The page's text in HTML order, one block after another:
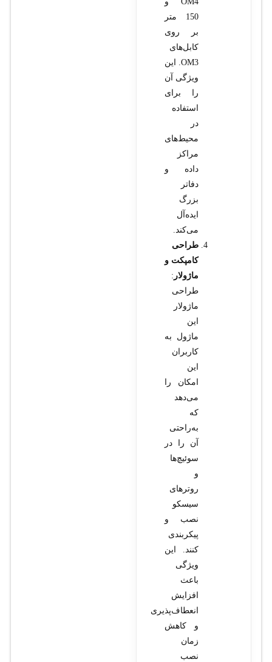
150 متر
بر روی
کابل‌های
OM3. این
ویژگی آن
را برای
استفاده
در
محیط‌های
مراکز
داده و
دفاتر
بزرگ
ایده‌آل
می‌کند.
طراحی
کامپکت و
ماژولار :
طراحی
ماژولار
این
ماژول به
کاربران
این
امکان را
می‌دهد
که
به‌راحتی
آن را در
سوئیچ‌ها
و
روترهای
سیسکو
نصب و
پیکربندی
کنند. این
ویژگی
باعث
افزایش
انعطاف‌پذیری
و کاهش
زمان
نصب